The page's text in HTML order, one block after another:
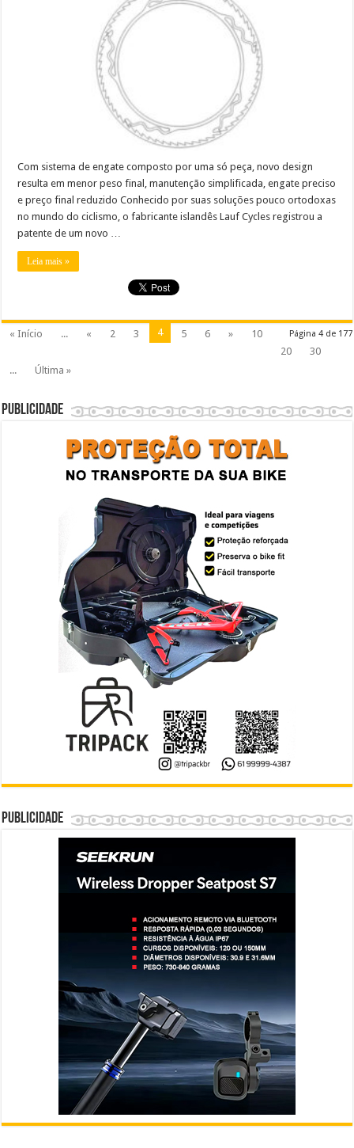
Com sistema de engate composto por uma só peça, novo design
resulta em menor peso final, manutenção simplificada, engate preciso
e preço final reduzido Conhecido por suas soluções pouco ortodoxas
no mundo do ciclismo, o fabricante islandês Lauf Cycles registrou a
patente de um novo …
Leia mais »
Página 4 de 177
« Início ... « 2 3 4 5 6 »
10
20
30
...
Última »
Publicidade
Publicidade